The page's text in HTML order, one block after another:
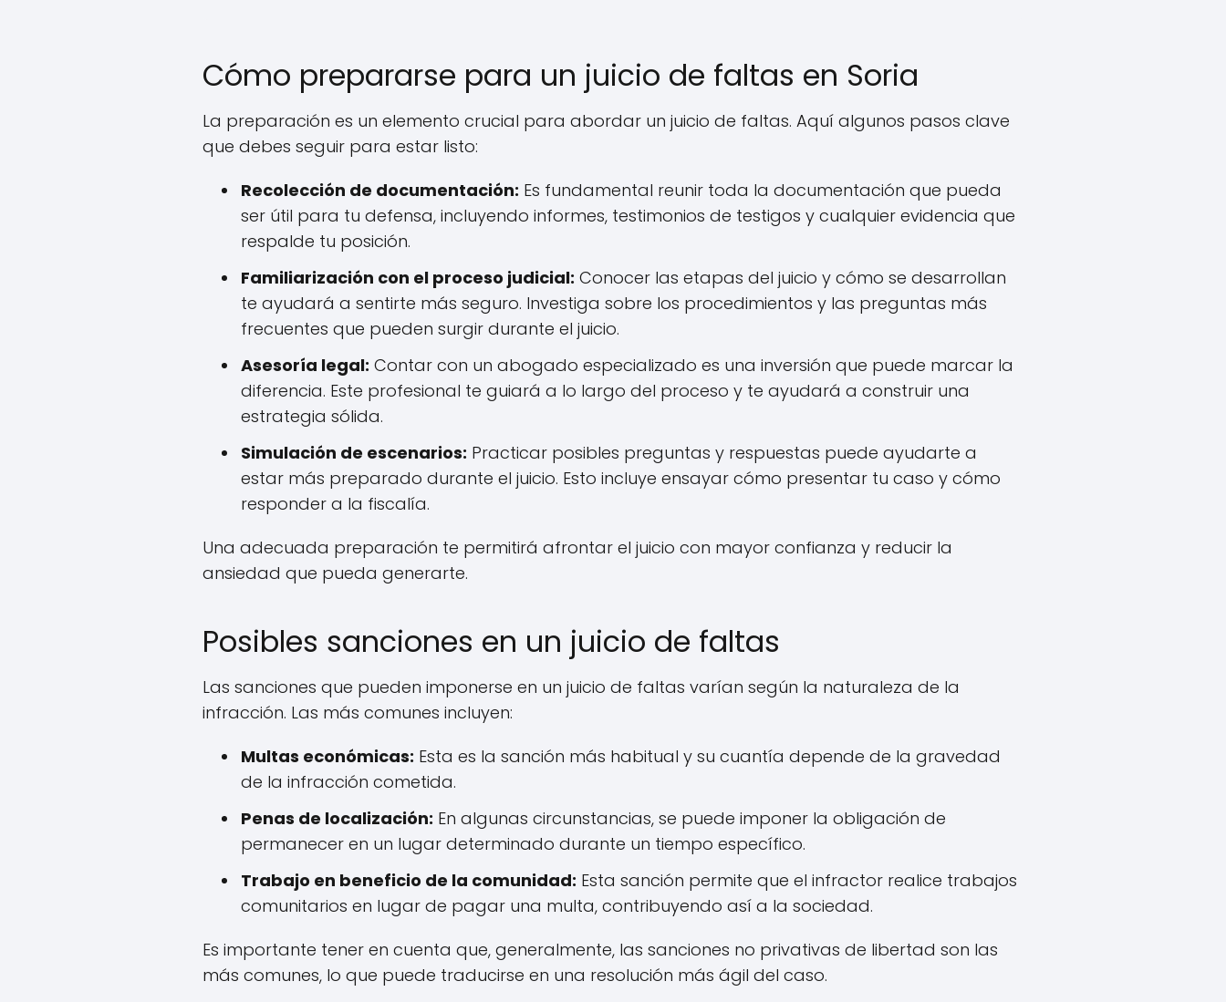
Cómo prepararse para un juicio de faltas en Soria
La preparación es un elemento crucial para abordar un juicio de faltas. Aquí algunos pasos clave
que debes seguir para estar listo:
Recolección de documentación: Es fundamental reunir toda la documentación que pueda
ser útil para tu defensa, incluyendo informes, testimonios de testigos y cualquier evidencia que
respalde tu posición.
Familiarización con el proceso judicial: Conocer las etapas del juicio y cómo se desarrollan
te ayudará a sentirte más seguro. Investiga sobre los procedimientos y las preguntas más
frecuentes que pueden surgir durante el juicio.
Asesoría legal: Contar con un abogado especializado es una inversión que puede marcar la
diferencia. Este profesional te guiará a lo largo del proceso y te ayudará a construir una
estrategia sólida.
Simulación de escenarios: Practicar posibles preguntas y respuestas puede ayudarte a
estar más preparado durante el juicio. Esto incluye ensayar cómo presentar tu caso y cómo
responder a la fiscalía.
Una adecuada preparación te permitirá afrontar el juicio con mayor confianza y reducir la
ansiedad que pueda generarte.
Posibles sanciones en un juicio de faltas
Las sanciones que pueden imponerse en un juicio de faltas varían según la naturaleza de la
infracción. Las más comunes incluyen:
Multas económicas: Esta es la sanción más habitual y su cuantía depende de la gravedad
de la infracción cometida.
Penas de localización: En algunas circunstancias, se puede imponer la obligación de
permanecer en un lugar determinado durante un tiempo específico.
Trabajo en beneficio de la comunidad: Esta sanción permite que el infractor realice trabajos
comunitarios en lugar de pagar una multa, contribuyendo así a la sociedad.
Es importante tener en cuenta que, generalmente, las sanciones no privativas de libertad son las
más comunes, lo que puede traducirse en una resolución más ágil del caso.